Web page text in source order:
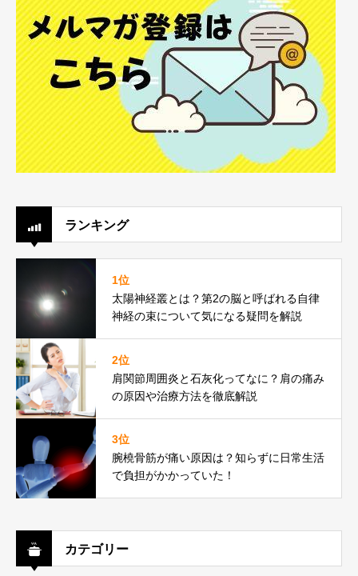
ランキング
1位
太陽神経叢とは？第2の脳と呼ばれる自律
神経の束について気になる疑問を解説
2位
肩関節周囲炎と石灰化ってなに？肩の痛み
の原因や治療方法を徹底解説
3位
腕橈骨筋が痛い原因は？知らずに日常生活
で負担がかかっていた！
カテゴリー